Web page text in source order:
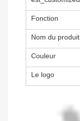
Fonction
Nom du produit
Couleur
Le logo